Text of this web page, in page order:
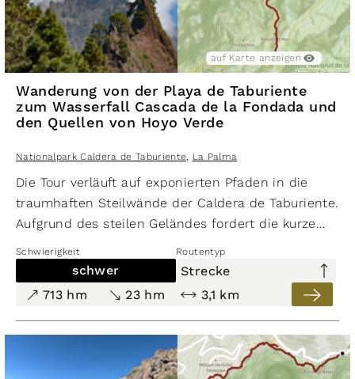
Nationalpark Caldera de Taburiente
,
La Palma
auf Karte anzeigen
auf Karte ausblenden
auf Karte anzeigen
Wanderung von der Playa de Taburiente
zum Wasserfall Cascada de la Fondada und
den Quellen von Hoyo Verde
Nationalpark Caldera de Taburiente, La Palma
Die Tour verläuft auf exponierten Pfaden in die
traumhaften Steilwände der Caldera de Taburiente.
Aufgrund des steilen Geländes fordert die kurze
Route eine gute Kondition.
Schwierigkeit Routentyp
schwer
Strecke
713 hm
23 hm 3,1 km